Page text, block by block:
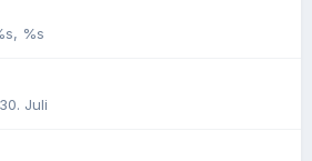
%s
30. Juli